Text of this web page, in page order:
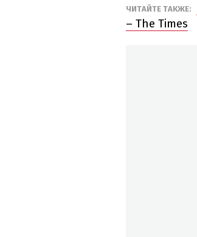
ЧИТАЙТЕ ТАКЖЕ:
– The Times